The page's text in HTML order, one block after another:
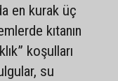
en kurak üç
kıtanın
koşulları
su